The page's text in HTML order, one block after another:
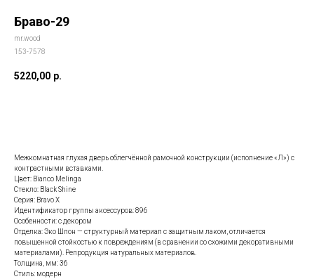
Браво-29
mr.wood
153-7578
5220,00 р.
Межкомнатная глухая дверь облегчённой рамочной конструкции (исполнение «Л») с
контрастными вставками.
Цвет: Bianco Melinga
Стекло: Black Shine
Серия: Bravo X
Идентификатор группы аксессуров: 896
Особенности: с декором
Отделка: Эко Шпон — структурный материал с защитным лаком, отличается
повышенной стойкостью к повреждениям (в сравнении со схожими декоративными
материалами). Репродукция натуральных материалов.
Толщина, мм: 36
Стиль: модерн